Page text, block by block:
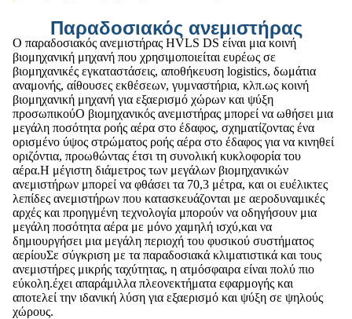
Παραδοσιακός ανεμιστήρας
Ο παραδοσιακός ανεμιστήρας HVLS DS είναι μια κοινή
βιομηχανική μηχανή που χρησιμοποιείται ευρέως σε
βιομηχανικές εγκαταστάσεις, αποθήκευση logistics, δωμάτια
αναμονής, αίθουσες εκθέσεων, γυμναστήρια, κλπ.ως κοινή
βιομηχανική μηχανή για εξαερισμό χώρων και ψύξη
προσωπικούΟ βιομηχανικός ανεμιστήρας μπορεί να ωθήσει μια
μεγάλη ποσότητα ροής αέρα στο έδαφος, σχηματίζοντας ένα
ορισμένο ύψος στρώματος ροής αέρα στο έδαφος για να κινηθεί
οριζόντια, προωθώντας έτσι τη συνολική κυκλοφορία του
αέρα.Η μέγιστη διάμετρος των μεγάλων βιομηχανικών
ανεμιστήρων μπορεί να φθάσει τα 70,3 μέτρα, και οι ευέλικτες
λεπίδες ανεμιστήρων που κατασκευάζονται με αεροδυναμικές
αρχές και προηγμένη τεχνολογία μπορούν να οδηγήσουν μια
μεγάλη ποσότητα αέρα με μόνο χαμηλή ισχύ,και να
δημιουργήσει μια μεγάλη περιοχή του φυσικού συστήματος
αερίουΣε σύγκριση με τα παραδοσιακά κλιματιστικά και τους
ανεμιστήρες μικρής ταχύτητας, η ατμόσφαιρα είναι πολύ πιο
εύκολη.έχει απαράμιλλα πλεονεκτήματα εφαρμογής και
αποτελεί την ιδανική λύση για εξαερισμό και ψύξη σε ψηλούς
χώρους.